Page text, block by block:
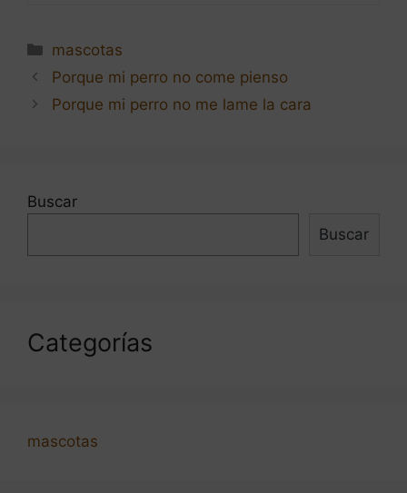
Categorías
mascotas
Navegación
de
entradas
Porque mi perro no come pienso
Porque mi perro no me lame la cara
Buscar
Buscar
Categorías
mascotas